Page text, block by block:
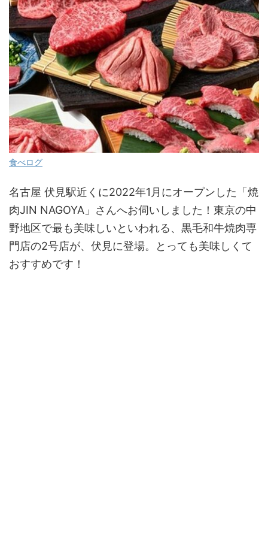
食べログ
名古屋 伏見駅近くに2022年1月にオープンした「焼
肉JIN NAGOYA」さんへお伺いしました！東京の中
野地区で最も美味しいといわれる、黒毛和牛焼肉専
門店の2号店が、伏見に登場。とっても美味しくて
おすすめです！